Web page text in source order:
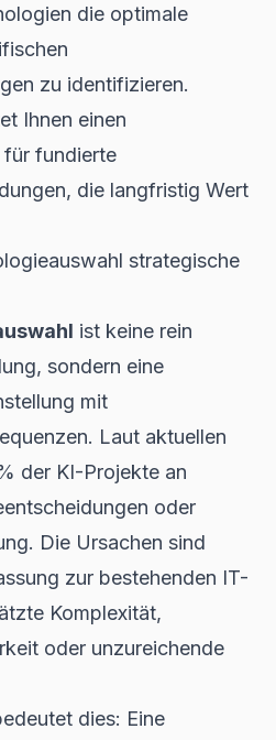
die optimale
zu identifizieren.
Ihnen einen
fundierte
die langfristig Wert
strategische
ist keine rein
sondern eine
mit
Laut aktuellen
der KI-Projekte an
oder
Die Ursachen sind
zur bestehenden IT-
Komplexität,
oder unzureichende
dies: Eine